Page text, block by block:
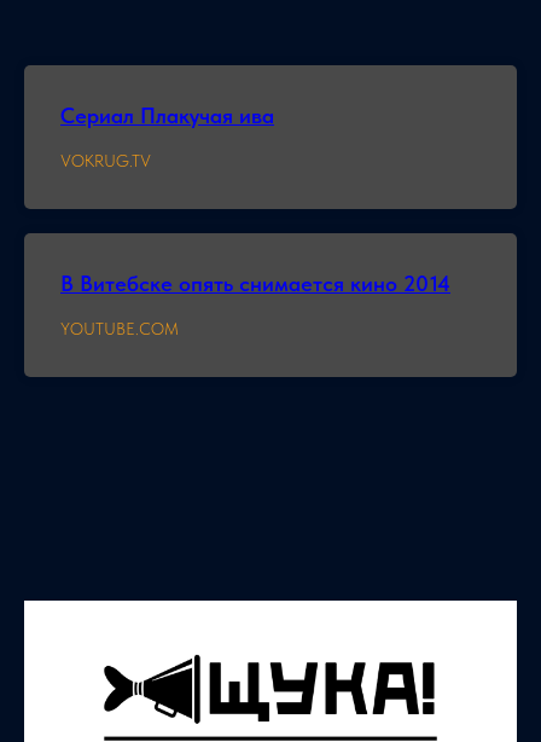
Сериал Плакучая ива
VOKRUG.TV
В Витебске опять снимается кино 2014
YOUTUBE.COM